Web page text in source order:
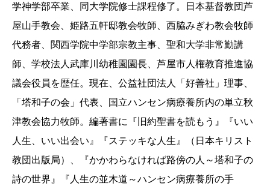
学神学部卒業、同大学院修士課程修了。日本基督教団芦
屋山手教会、姫路五軒邸教会牧師、西脇みぎわ教会牧師
代務者、関西学院中学部宗教主事、聖和大学非常勤講
師、学校法人武庫川幼稚園園長、芦屋市人権教育推進協
議会役員を歴任。現在、公益社団法人「好善社」理事、
「塔和子の会」代表、国立ハンセン病療養所内の単立秋
津教会協力牧師。編著書に『旧約聖書を読もう』『いい
人生、いい出会い』『ステッキな人生』（日本キリスト
教団出版局）、『かかわらなければ路傍の人～塔和子の
詩の世界』『人生の並木道～ハンセン病療養所の手